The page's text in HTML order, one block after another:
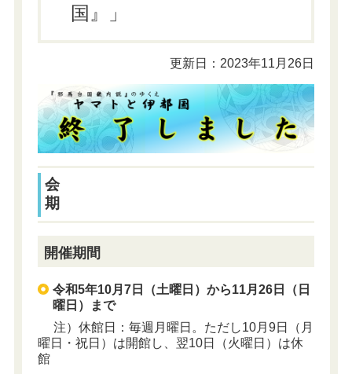
国』」
更新日：2023年11月26日
会
開催期間
令和5年10月7日（土曜日）から11月26日（日
曜日）まで
注）休館日：毎週月曜日。ただし10月9日（月
曜日・祝日）は開館し、翌10日（火曜日）は休
館